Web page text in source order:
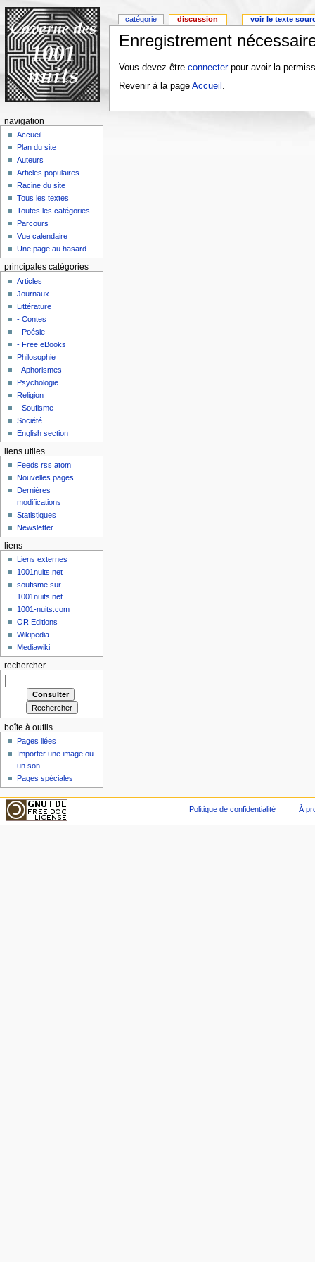
Enregistrement
Vous devez être connecterpour avoir la
Revenir à la page Accueil
catégorie discussion voir le texte
navigation
Accueil
Plan du site
Auteurs
Articles populaires
Racine du site
Tous les textes
Toutes les catégories
Parcours
Vue calendaire
Une page au hasard
principales catégories
Articles
Journaux
Littérature
- Contes
- Poésie
- Free eBooks
Philosophie
- Aphorismes
Psychologie
Religion
- Soufisme
Société
English section
liens utiles
Feeds rss atom
Nouvelles pages
Dernières
modifications
Statistiques
Newsletter
liens
Liens externes
1001nuits.net
soufisme sur
1001nuits.net
1001-nuits.com
OR Editions
Wikipedia
Mediawiki
rechercher
boîte à outils
Pages liées
Importer une image ou
un son
Pages spéciales
Politique de confidentialité À